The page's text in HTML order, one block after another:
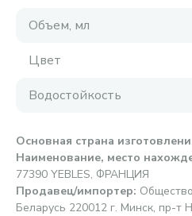
Объем, мл
Цвет
Водостойкость
Основная страна
Наименование, место
77390 YEBLES, ФРАНЦИЯ
Продавец/импортер:
Беларусь 220012 г. Минск, пр-т